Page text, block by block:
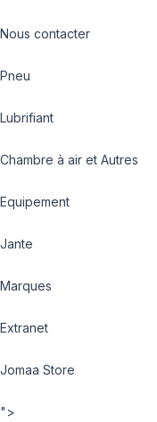
Nous contacter
Pneu
Lubrifiant
Chambre à air et Autres
Equipement
Jante
Marques
Extranet
Jomaa Store
">